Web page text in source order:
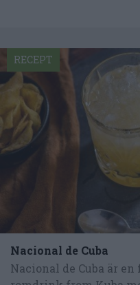
Nacional de Cuba
Nacional de Cuba är
RECEPT